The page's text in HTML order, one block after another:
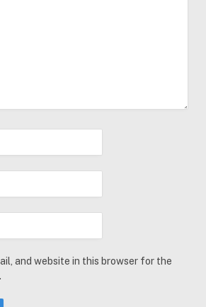
and website in this browser for the